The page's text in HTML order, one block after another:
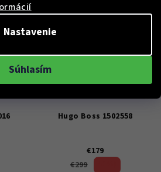
Nastavenie
Súhlasím
Hugo Boss 1502558
€179
€299